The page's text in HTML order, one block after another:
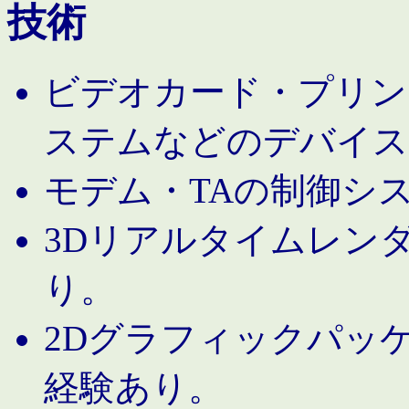
技術
ビデオカード・プリ
ステムなどのデバイ
モデム・TAの制御シ
3Dリアルタイムレン
り。
2Dグラフィックパッ
経験あり。